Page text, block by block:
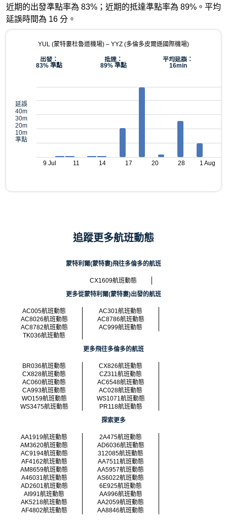
近期的出發準點率為 83%；近期的抵達準點率為 89%。平均
延誤時間為 16 分。
YUL (蒙特婁杜魯道機場) – YYZ (多倫多皮爾遜國際機場)
出發：
83% 準點
抵達：
89% 準點
平均延誤：
16min
延誤
40m
30m
20m
10m
準點
9 Jul 11 14 17 20 28 1 Aug
追蹤更多航班動態
蒙特利爾(蒙特婁)飛往多倫多的航班
CX1609航班動態
更多從蒙特利爾(蒙特婁)出發的航班
AC005航班動態
AC301航班動態
AC8026航班動態
AC8786航班動態
AC8782航班動態
AC999航班動態
TK036航班動態
更多飛往多倫多的航班
BR036航班動態
CX826航班動態
CX828航班動態
CZ311航班動態
AC060航班動態
AC6548航班動態
CA993航班動態
AC028航班動態
WO159航班動態
WS1071航班動態
WS3475航班動態
PR118航班動態
探索更多
AA1919航班動態
2A475航班動態
AM3620航班動態
AD6036航班動態
AC9194航班動態
312085航班動態
AF4162航班動態
AA7511航班動態
AM8659航班動態
AA5957航班動態
A46031航班動態
AS6022航班動態
AD2601航班動態
6E925航班動態
AI991航班動態
AA996航班動態
AK5218航班動態
AA2059航班動態
AF4802航班動態
AA8846航班動態